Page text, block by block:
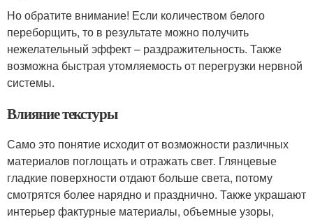
Но обратите внимание! Если количеством белого
переборщить, то в результате можно получить
нежелательный эффект – раздражительность. Также
возможна быстрая утомляемость от перегрузки нервной
системы.
Влияние текстуры
Само это понятие исходит от возможности различных
материалов поглощать и отражать свет. Глянцевые
гладкие поверхности отдают больше света, потому
смотрятся более нарядно и празднично. Также украшают
интерьер фактурные материалы, объемные узоры,